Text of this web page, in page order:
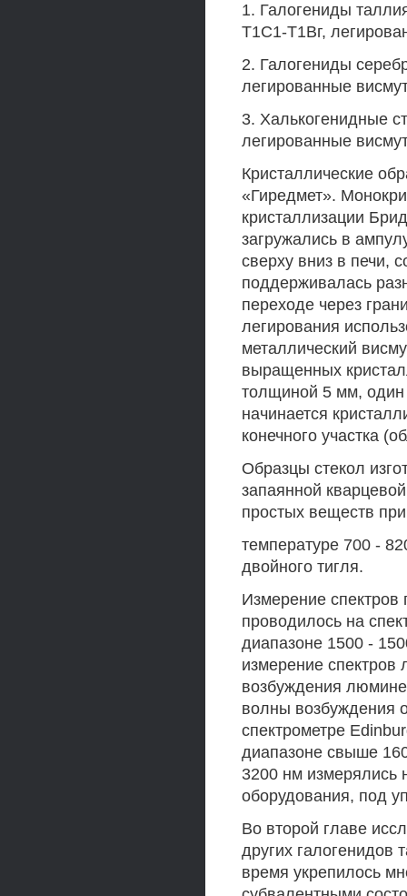
1. Галогениды
Т1С1-Т1Вг,
2. Галогениды
легированные
3. Халькогенидные
легированные
Кристаллические
«Гиредмет».
кристаллизации
загружались в
сверху вниз в печи,
поддерживалась
переходе через
легирования
металлический
выращенных
толщиной 5 мм, один
начинается
конечного участка
Образцы стекол
запаянной
простых веществ при
температуре 700 -
двойного тигля.
Измерение спектров
проводилось на
диапазоне 1500 -
измерение
возбуждения
волны возбуждения
спектрометре
диапазоне свыше
3200 нм измерялись
оборудования, под
Во второй главе
других галогенидов
время укрепилось